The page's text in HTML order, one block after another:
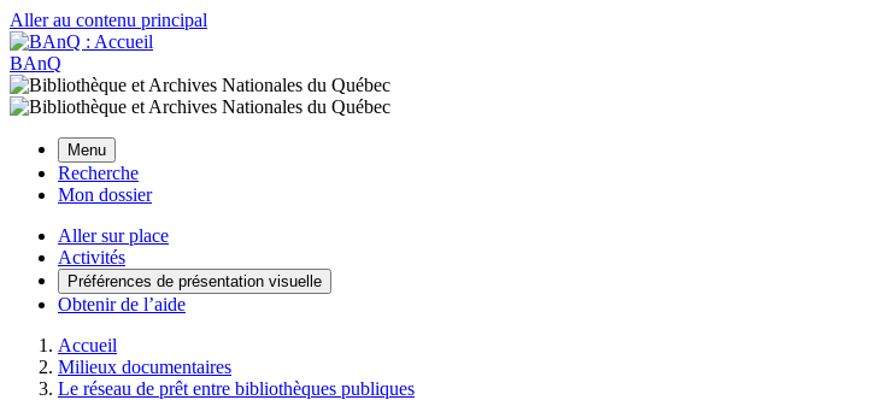
Aller au contenu principal
BAnQ
Menu
Recherche
Mon dossier
Aller sur place
Activités
Préférences de présentation visuelle
Obtenir de l’aide
Accueil
Milieux documentaires
Le réseau de prêt entre bibliothèques publiques